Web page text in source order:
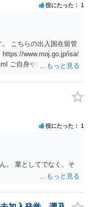
役にたった 1
こちらの出入国在留管
https://www.moj.go.jp/isa/
ご自身や内定先企業で
です。
役にたった 1
。 業としてでなく、そ